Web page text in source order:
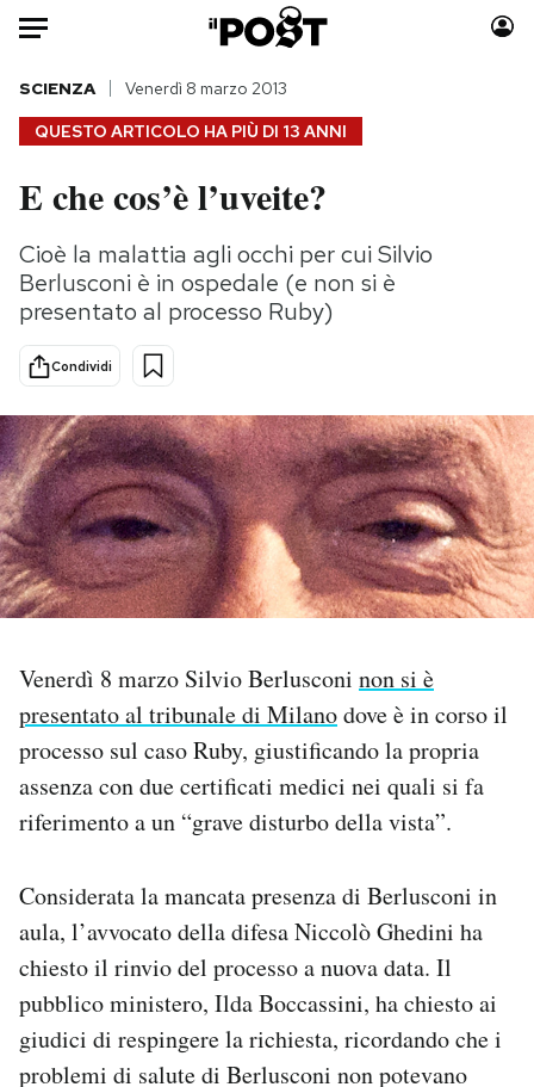
Auto
HOME
Italia
Politica
Tecnologia
Scienza
Economia
Sport
Moda
Consumismi
Storie/Idee
Altrecose
Mondiali calcio 2026
PODCAST
I MIEI PREFERITI
SHOP
CALENDARIO
AREA PERSONALE
Newsletter
QUESTO ARTICOLO HA PIÙ DI 13 ANNI
SCIENZA Venerdì 8 marzo 2013
E che cos’è l’uveite?
Cioè la malattia agli occhi per cui Silvio
Berlusconi è in ospedale (e non si è
presentato al processo Ruby)
Condividi
Venerdì 8 marzo Silvio Berlusconi non si è
presentato al tribunale di Milanodove è in corso il
processo sul caso Ruby, giustificando la propria
assenza con due certificati medici nei quali si fa
riferimento a un “grave disturbo della vista”.
Considerata la mancata presenza di Berlusconi in
aula, l’avvocato della difesa Niccolò Ghedini ha
chiesto il rinvio del processo a nuova data. Il
pubblico ministero, Ilda Boccassini, ha chiesto ai
giudici di respingere la richiesta, ricordando che i
problemi di salute di Berlusconi non potevano